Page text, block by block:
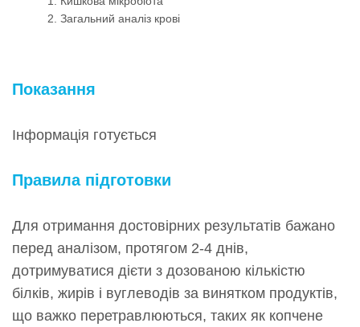
Загальний аналіз крові
Показання
Інформація готується
Правила підготовки
Для отримання достовірних результатів бажано
перед аналізом, протягом 2-4 днів,
дотримуватися дієти з дозованою кількістю
білків, жирів і вуглеводів за винятком продуктів,
що важко перетравлюються, таких як копчене